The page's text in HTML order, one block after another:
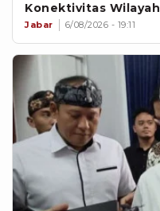
Konektivitas Wilayah
Jabar 6/08/2026 - 19:11